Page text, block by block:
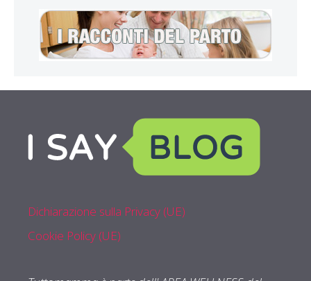
Dichiarazione sulla Privacy (UE)
Cookie Policy (UE)